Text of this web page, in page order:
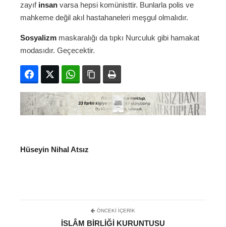
zayıf insan varsa hepsi komünisttir. Bunlarla polis ve
mahkeme değil akıl hastahaneleri meşgul olmalıdır.
Sosyalizm maskaralığı da tıpkı Nurculuk gibi hamakat
modasıdır. Geçecektir.
FacebookTwitter WhatsAppBağlanıyı kopyala
Hüseyin Nihal Atsız
ÖNCEKI İÇERIK
İSLÂM BIRLIĞI KURUNTUSU